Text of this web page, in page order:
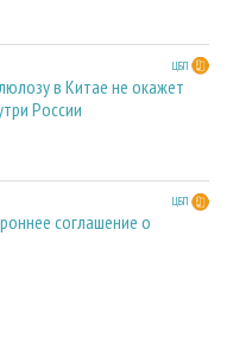
ЦБП
в Китае не окажет
России
ЦБП
соглашение о